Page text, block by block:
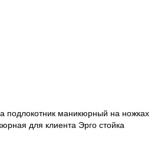
подлокотник маникюрный на ножках
для клиента Эрго стойка